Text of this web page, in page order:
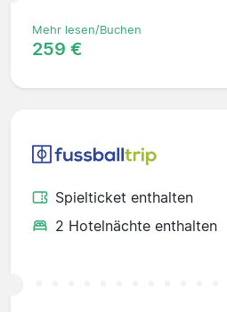
Mehr lesen/Buchen
259 €
Spielticket enthalten
2 Hotelnächte enthalten